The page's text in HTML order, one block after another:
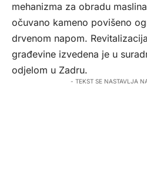
mehanizma za obradu
očuvano kameno povišeno
drvenom napom.
građevine izvedena je u
odjelom u Zadru.
- TEKST SE NASTAVLJA